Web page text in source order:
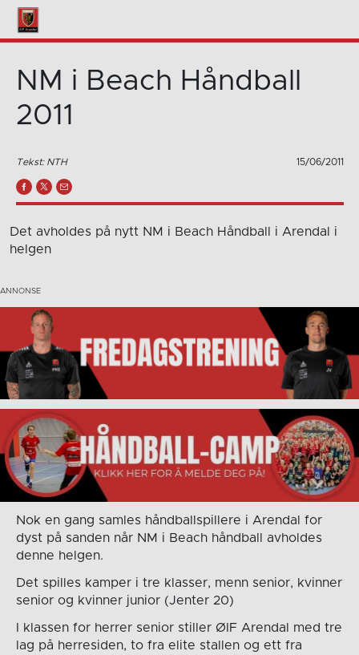
NM i Beach Håndball
2011
Tekst: NTH 15/06/2011
Det avholdes på nytt NM i Beach Håndball i Arendal i
helgen
Nok en gang samles håndballspillere i Arendal for
dyst på sanden når NM i Beach håndball avholdes
denne helgen.
Det spilles kamper i tre klasser, menn senior, kvinner
senior og kvinner junior (Jenter 20)
I klassen for herrer senior stiller ØIF Arendal med tre
lag på herresiden, to fra elite stallen og ett fra